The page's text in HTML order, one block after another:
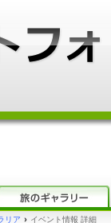
リア › イベント情報 詳細